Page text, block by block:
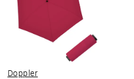
Doppler